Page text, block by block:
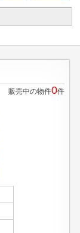
販売中の物件0件